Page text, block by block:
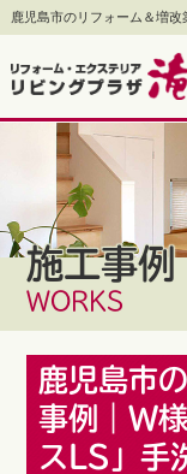
鹿児島市のリフォーム＆増
施工事例
WORKS
鹿児島市
事例｜W
スLS」手